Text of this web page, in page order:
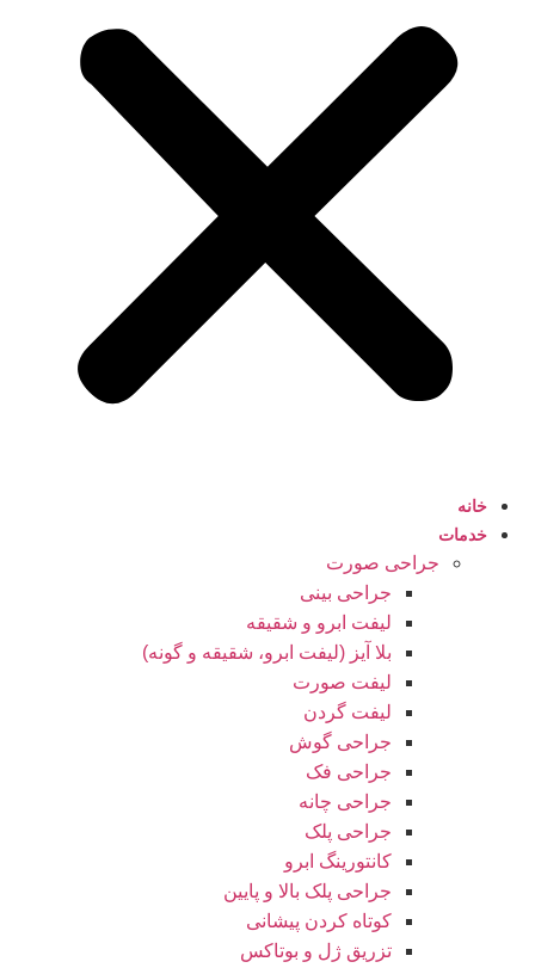
خانه
خدمات
جراحی صورت
جراحی بینی
لیفت ابرو و شقیقه
بلا آیز (لیفت ابرو، شقیقه و گونه)
لیفت صورت
لیفت گردن
جراحی گوش
جراحی فک
جراحی چانه
جراحی پلک
کانتورینگ ابرو
جراحی پلک بالا و پایین
کوتاه کردن پیشانی
تزریق ژل و بوتاکس